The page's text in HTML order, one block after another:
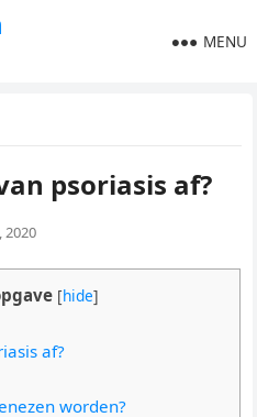
MENU
psoriasis af?
2020
[hide]
af?
worden?